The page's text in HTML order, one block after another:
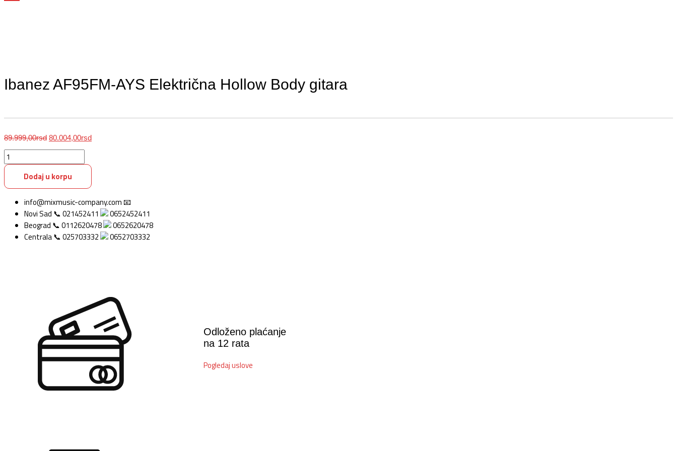
Ibanez AF95FM-AYS Električna Hollow Body gitara
89.999,00rsd 80.004,00rsd
Dodaj u korpu
info@mixmusic-company.com 📧
Novi Sad 📞 021452411
0652452411
Beograd 📞 0112620478
0652620478
Centrala 📞 025703332
0652703332
Odloženo plaćanje
na 12 rata
Pogledaj uslove